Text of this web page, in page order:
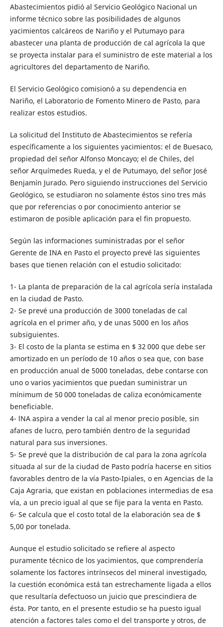
Abastecimientos pidió al Servicio Geológico Nacional un
informe técnico sobre las posibilidades de algunos
yacimientos calcáreos de Nariño y el Putumayo para
abastecer una planta de producción de cal agrícola la que
se proyecta instalar para el suministro de este material a los
agricultores del departamento de Nariño.
El Servicio Geológico comisionó a su dependencia en
Nariño, el Laboratorio de Fomento Minero de Pasto, para
realizar estos estudios.
La solicitud del Instituto de Abastecimientos se refería
específicamente a los siguientes yacimientos: el de Buesaco,
propiedad del señor Alfonso Moncayo; el de Chiles, del
señor Arquímedes Rueda, y el de Putumayo, del señor José
Benjamín Jurado. Pero siguiendo instrucciones del Servicio
Geológico, se estudiaron no solamente éstos sino tres más
que por referencias o por conocimiento anterior se
estimaron de posible aplicación para el fin propuesto.
Según las informaciones suministradas por el señor
Gerente de INA en Pasto el proyecto prevé las siguientes
bases que tienen relación con el estudio solicitado:
1- La planta de preparación de la cal agrícola sería instalada
en la ciudad de Pasto.
2- Se prevé una producción de 3000 toneladas de cal
agrícola en el primer año, y de unas 5000 en los años
subsiguientes.
3- El costo de la planta se estima en $ 32 000 que debe ser
amortizado en un período de 10 años o sea que, con base
en producción anual de 5000 toneladas, debe contarse con
uno o varios yacimientos que puedan suministrar un
mínimum de 50 000 toneladas de caliza económicamente
beneficiable.
4- lNA aspira a vender la cal al menor precio posible, sin
afanes de lucro, pero también dentro de la seguridad
natural para sus inversiones.
5- Se prevé que la distribución de cal para la zona agrícola
situada al sur de la ciudad de Pasto podría hacerse en sitios
favorables dentro de la vía Pasto-Ipiales, o en Agencias de la
Caja Agraria, que existan en poblaciones intermedias de esa
vía, a un precio igual al que se fije para la venta en Pasto.
6- Se calcula que el costo total de la elaboración sea de $
5,00 por tonelada.
Aunque el estudio solicitado se refiere al aspecto
puramente técnico de los yacimientos, que comprendería
solamente los factores intrínsecos del mineral investigado,
la cuestión económica está tan estrechamente ligada a ellos
que resultaría defectuoso un juicio que prescindiera de
ésta. Por tanto, en el presente estudio se ha puesto igual
atención a factores tales como el del transporte y otros, de